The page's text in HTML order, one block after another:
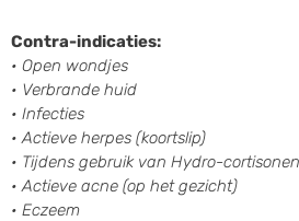
Contra-indicaties:
• Open wondjes
• Verbrande huid
• Infecties
• Actieve herpes (koortslip)
• Tijdens gebruik van Hydro-cortisonen
• Actieve acne (op het gezicht)
• Eczeem